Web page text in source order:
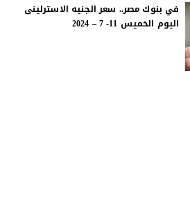
في بنوك مصر.. سعر الجنيه الاسترلينى
اليوم الخميس 11- 7 – 2024